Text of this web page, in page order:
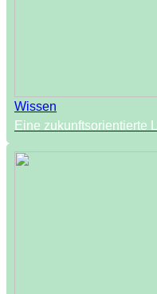
Wissen
Eine zukunftsorientierte